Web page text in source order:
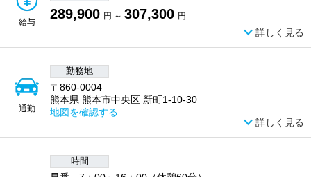
給与
289,900 円 ～ 307,300 円
詳しく見る
通勤
勤務地
〒860-0004
熊本県 熊本市中央区 新町1-10-30
地図を確認する
詳しく見る
時間